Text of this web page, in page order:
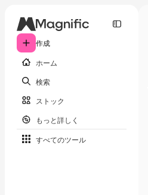
作成
ホーム
検索
ストック
もっと詳しく
すべてのツール